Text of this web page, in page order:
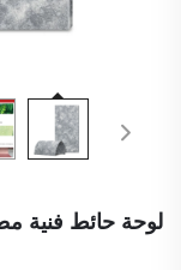
لوحة حائط فنية